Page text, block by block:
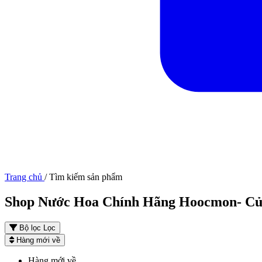
Trang chủ / Tìm kiếm sản phẩm
Shop Nước Hoa Chính Hãng Hoocmon-
Bộ lọc
Lọc
Hàng mới về